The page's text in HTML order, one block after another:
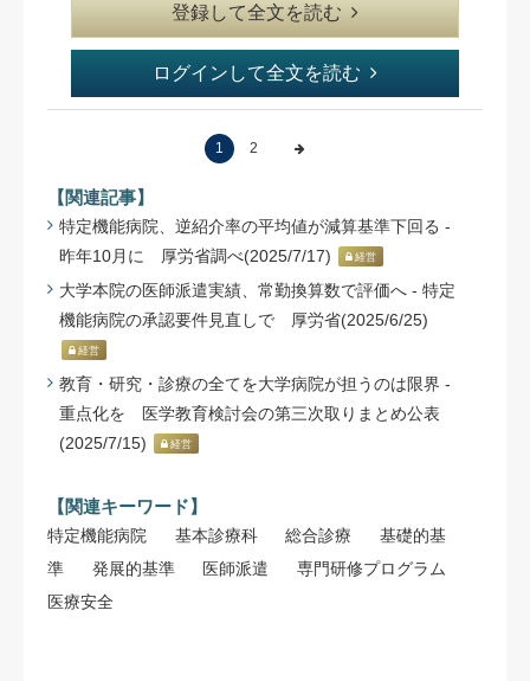
登録して全文を読む
ログインして全文を読む
1 2
【関連記事】
特定機能病院、逆紹介率の平均値が減算基準下回る -
昨年10月に 厚労省調べ(2025/7/17)
経営
大学本院の医師派遣実績、常勤換算数で評価へ - 特定
機能病院の承認要件見直しで 厚労省(2025/6/25)
経営
教育・研究・診療の全てを大学病院が担うのは限界 -
重点化を 医学教育検討会の第三次取りまとめ公表
(2025/7/15)
経営
【関連キーワード】
特定機能病院 基本診療科 総合診療
基礎的基
準
発展的基準 医師派遣
専門研修プログラム
医療安全